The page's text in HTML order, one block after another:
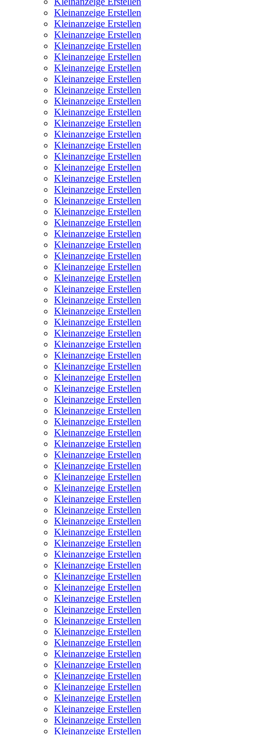
Kleinanzeige Erstellen
Kleinanzeige Erstellen
Kleinanzeige Erstellen
Kleinanzeige Erstellen
Kleinanzeige Erstellen
Kleinanzeige Erstellen
Kleinanzeige Erstellen
Kleinanzeige Erstellen
Kleinanzeige Erstellen
Kleinanzeige Erstellen
Kleinanzeige Erstellen
Kleinanzeige Erstellen
Kleinanzeige Erstellen
Kleinanzeige Erstellen
Kleinanzeige Erstellen
Kleinanzeige Erstellen
Kleinanzeige Erstellen
Kleinanzeige Erstellen
Kleinanzeige Erstellen
Kleinanzeige Erstellen
Kleinanzeige Erstellen
Kleinanzeige Erstellen
Kleinanzeige Erstellen
Kleinanzeige Erstellen
Kleinanzeige Erstellen
Kleinanzeige Erstellen
Kleinanzeige Erstellen
Kleinanzeige Erstellen
Kleinanzeige Erstellen
Kleinanzeige Erstellen
Kleinanzeige Erstellen
Kleinanzeige Erstellen
Kleinanzeige Erstellen
Kleinanzeige Erstellen
Kleinanzeige Erstellen
Kleinanzeige Erstellen
Kleinanzeige Erstellen
Kleinanzeige Erstellen
Kleinanzeige Erstellen
Kleinanzeige Erstellen
Kleinanzeige Erstellen
Kleinanzeige Erstellen
Kleinanzeige Erstellen
Kleinanzeige Erstellen
Kleinanzeige Erstellen
Kleinanzeige Erstellen
Kleinanzeige Erstellen
Kleinanzeige Erstellen
Kleinanzeige Erstellen
Kleinanzeige Erstellen
Kleinanzeige Erstellen
Kleinanzeige Erstellen
Kleinanzeige Erstellen
Kleinanzeige Erstellen
Kleinanzeige Erstellen
Kleinanzeige Erstellen
Kleinanzeige Erstellen
Kleinanzeige Erstellen
Kleinanzeige Erstellen
Kleinanzeige Erstellen
Kleinanzeige Erstellen
Kleinanzeige Erstellen
Kleinanzeige Erstellen
Kleinanzeige Erstellen
Kleinanzeige Erstellen
Kleinanzeige Erstellen